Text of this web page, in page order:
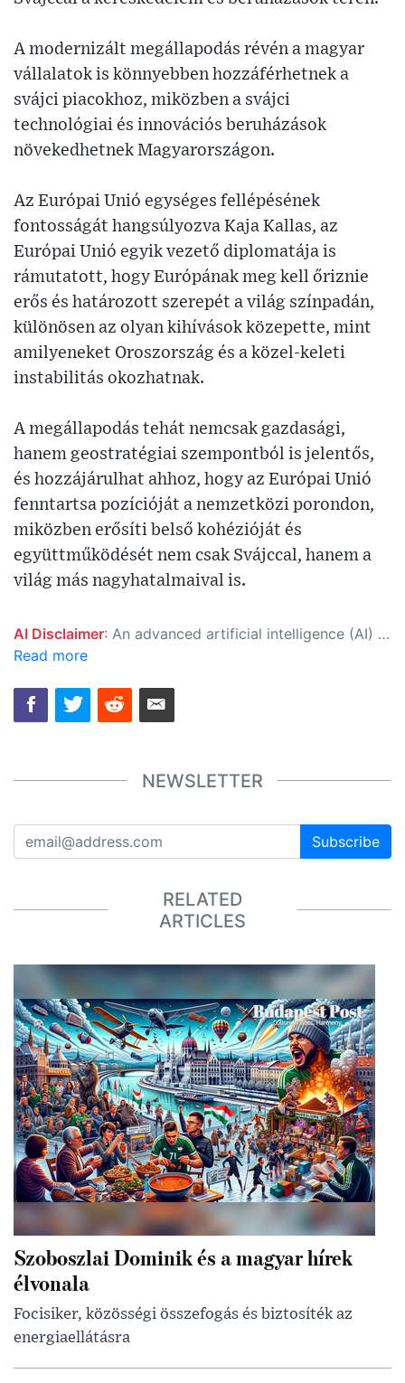
A modernizált megállapodás révén a magyar
vállalatok is könnyebben hozzáférhetnek a
svájci piacokhoz, miközben a svájci
technológiai és innovációs beruházások
növekedhetnek Magyarországon.
Az Európai Unió egységes fellépésének
fontosságát hangsúlyozva Kaja Kallas, az
Európai Unió egyik vezető diplomatája is
rámutatott, hogy Európának meg kell őriznie
erős és határozott szerepét a világ színpadán,
különösen az olyan kihívások közepette, mint
amilyeneket Oroszország és a közel-keleti
instabilitás okozhatnak.
A megállapodás tehát nemcsak gazdasági,
hanem geostratégiai szempontból is jelentős,
és hozzájárulhat ahhoz, hogy az Európai Unió
fenntartsa pozícióját a nemzetközi porondon,
miközben erősíti belső kohézióját és
együttműködését nem csak Svájccal, hanem a
világ más nagyhatalmaival is.
AI Disclaimer: An advanced artificial intelligence (AI) system generated the content of this page on its own. This innovative technology conducts extensive research from a variety of reliable sources, performs rigorous fact-checking and verification, cleans up and balances biased or manipulated content, and presents a minimal factual summary that is just enough yet essential for you to function as an informed and educated citizen. Please keep in mind, however, that this system is an evolving technology, and as a result, the article may contain accidental inaccuracies or errors. We urge you to help us improve our site by reporting any inaccuracies you find using the "
Read more
NEWSLETTER
Subscribe
RELATED
ARTICLES
Szoboszlai Dominik és a magyar hírek
élvonala
Focisiker, közösségi összefogás és biztosíték az
energiaellátásra